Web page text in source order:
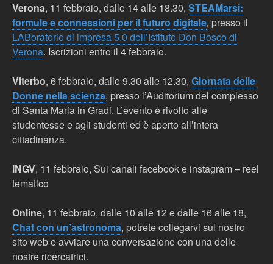
Verona, 11 febbraio, dalle 14 alle 18.30, STEAMarsi:
formule e connessioni per il futuro digitale, presso il
LABoratorio di impresa 5.0 dell’Istituto Don Bosco di
Verona. Iscrizioni entro il 4 febbraio.
Viterbo, 6 febbraio, dalle 9.30 alle 12.30, Giornata delle
Donne nella scienza, presso l’Auditorium del complesso
di Santa Maria in Gradi. L’evento è rivolto alle
studentesse e agli studenti ed è aperto all’intera
cittadinanza.
INGV, 11 febbraio, Sui canali facebook e instagram – reel
tematico
Online, 11 febbraio, dalle 10 alle 12 e dalle 16 alle 18,
Chat con un’astronoma, potrete collegarvi sul nostro
sito web e avviare una conversazione con una delle
nostre ricercatrici.